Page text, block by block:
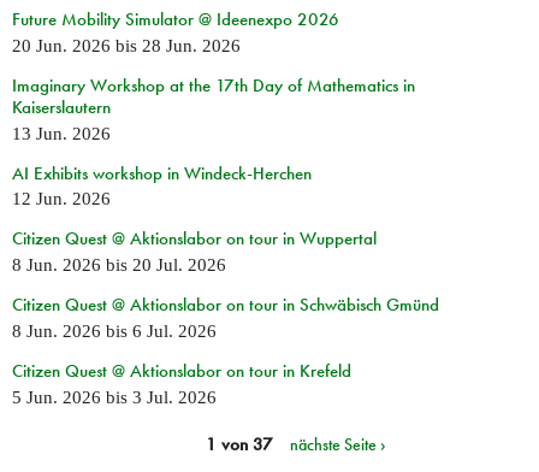
Future Mobility Simulator @ Ideenexpo 2026
20 Jun. 2026 bis 28 Jun. 2026
Imaginary Workshop at the 17th Day of Mathematics in
Kaiserslautern
13 Jun. 2026
AI Exhibits workshop in Windeck-Herchen
12 Jun. 2026
Citizen Quest @ Aktionslabor on tour in Wuppertal
8 Jun. 2026 bis 20 Jul. 2026
Citizen Quest @ Aktionslabor on tour in Schwäbisch Gmünd
8 Jun. 2026 bis 6 Jul. 2026
Citizen Quest @ Aktionslabor on tour in Krefeld
5 Jun. 2026 bis 3 Jul. 2026
1 von 37 nächste Seite ›